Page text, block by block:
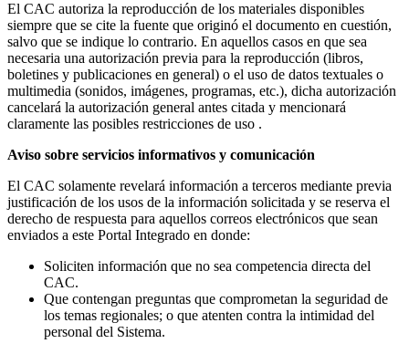
El CAC autoriza la reproducción de los materiales disponibles
siempre que se cite la fuente que originó el documento en cuestión,
salvo que se indique lo contrario. En aquellos casos en que sea
necesaria una autorización previa para la reproducción (libros,
boletines y publicaciones en general) o el uso de datos textuales o
multimedia (sonidos, imágenes, programas, etc.), dicha autorización
cancelará la autorización general antes citada y mencionará
claramente las posibles restricciones de uso .
Aviso sobre servicios informativos y comunicación
El CAC solamente revelará información a terceros mediante previa
justificación de los usos de la información solicitada y se reserva el
derecho de respuesta para aquellos correos electrónicos que sean
enviados a este Portal Integrado en donde:
Soliciten información que no sea competencia directa del
CAC.
Que contengan preguntas que comprometan la seguridad de
los temas regionales; o que atenten contra la intimidad del
personal del Sistema.